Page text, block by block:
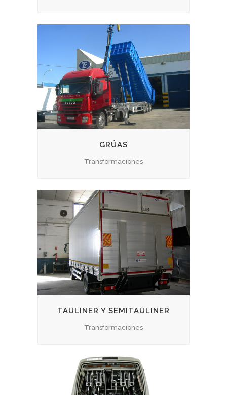
GRÚAS
Transformaciones
TAULINER Y SEMITAULINER
Transformaciones